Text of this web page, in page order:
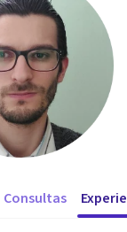
Consultas